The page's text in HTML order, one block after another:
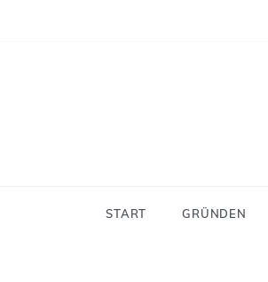
START GRÜNDEN